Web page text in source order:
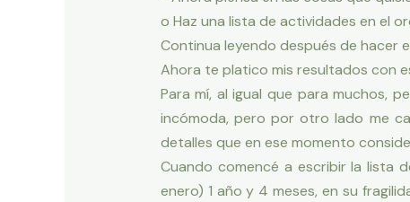
o Haz una lista de actividades en el
Continua leyendo después de hacer
Ahora te platico mis resultados con
Para mí, al igual que para muchos,
incómoda, pero por otro lado me
detalles que en ese momento
Cuando comencé a escribir la lista
enero) 1 año y 4 meses, en su